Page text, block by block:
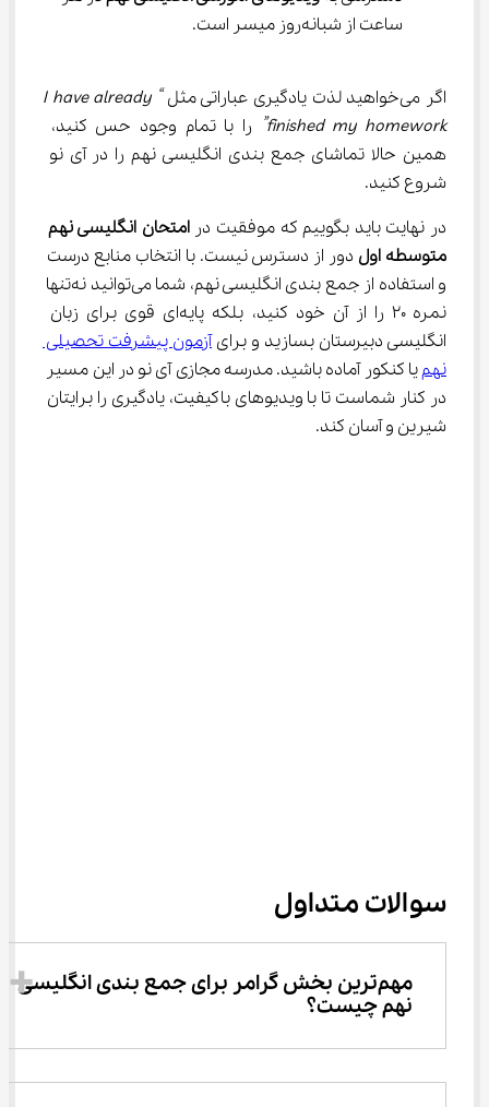
ساعت از شبانه‌روز میسر است.
اگر می‌خواهید لذت یادگیری عباراتی مثل
“I have already
finished my homework”
را با تمام وجود حس کنید،
همین حالا تماشای جمع ‌بندی انگلیسی نهم را در آی نو
شروع کنید.
در نهایت باید بگوییم که موفقیت در امتحان انگلیسی نهم
متوسطه اول دور از دسترس نیست. با انتخاب منابع درست
و استفاده از جمع ‌بندی انگلیسی نهم، شما می‌توانید نه‌تنها
نمره ۲۰ را از آن خود کنید، بلکه پایه‌ای قوی برای زبان
انگلیسی دبیرستان بسازید و برای آزمون پیشرفت تحصیلی
نهم یا کنکور آماده باشید. مدرسه مجازی آی نو در این مسیر
در کنار شماست تا با ویدیوهای باکیفیت، یادگیری را برایتان
شیرین و آسان کند.
سوالات متداول
مهم‌ترین بخش گرامر برای جمع‌ بندی انگلیسی
نهم چیست؟